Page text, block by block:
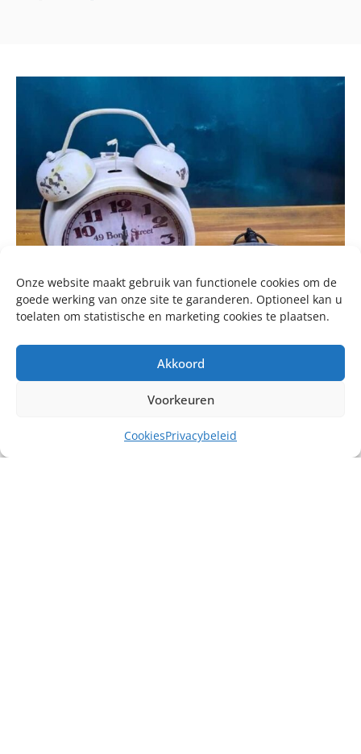
Onze website maakt gebruik van functionele cookies om de
goede werking van onze site te garanderen. Optioneel kan u
toelaten om statistische en marketing cookies te plaatsen.
Akkoord
Voorkeuren
CookiesPrivacybeleid